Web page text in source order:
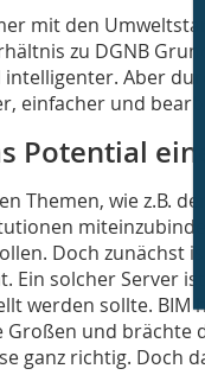
mit den
zu DGNB
Aber
einfacher und
Potential
Themen, wie z.B.
Doch zunächst
Ein solcher Server
werden sollte. BIM
Großen und brächte
ganz richtig. Doch